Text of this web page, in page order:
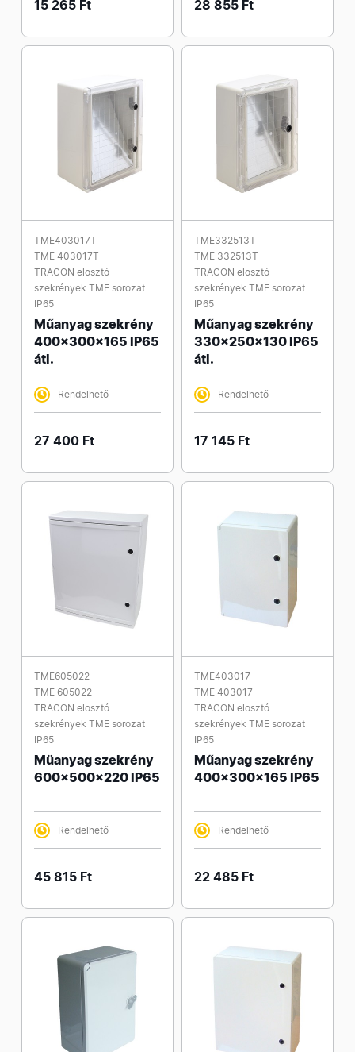
15 265 Ft 28 855 Ft
TME403017T
TME 403017T
TRACON elosztó
szekrények TME sorozat
IP65
Műanyag szekrény
400x300x165 IP65
átl.
Rendelhető
27 400 Ft
TME332513T
TME 332513T
TRACON elosztó
szekrények TME sorozat
IP65
Műanyag szekrény
330x250x130 IP65
átl.
Rendelhető
17 145 Ft
TME605022
TME 605022
TRACON elosztó
szekrények TME sorozat
IP65
Müanyag szekrény
600x500x220 IP65
Rendelhető
45 815 Ft
TME403017
TME 403017
TRACON elosztó
szekrények TME sorozat
IP65
Műanyag szekrény
400x300x165 IP65
Rendelhető
22 485 Ft